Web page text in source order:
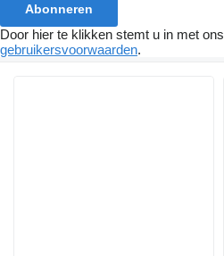
Abonneren
Door hier te klikken stemt u in met ons
gebruikersvoorwaarden.